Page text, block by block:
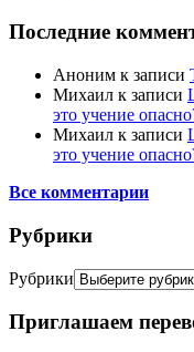
Последние
Аноним к записи
Михаил к записи
это учение
Михаил к записи
это учение
Все комментарии
Рубрики
Рубрики
Приглашаем